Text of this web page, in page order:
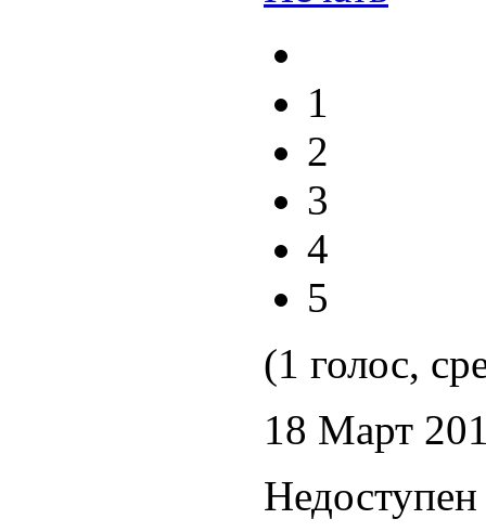
1
2
3
4
5
(1 голос,
18 Март